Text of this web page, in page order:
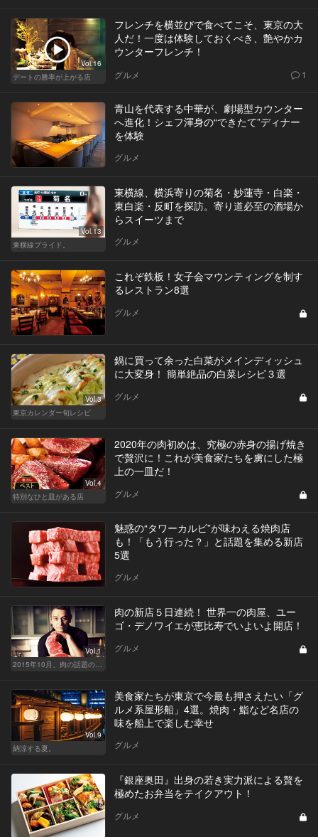
Vol.16
デートの勝率が上がる店
フレンチを横並びで食べてこそ、東京の大
人だ！一度は体験しておくべき、艶やかカ
ウンターフレンチ！
グルメ 1
青山を代表する中華が、劇場型カウンター
へ進化！シェフ渾身の“できたて”ディナー
を体験
グルメ
Vol.13
東横線プライド。
東横線、横浜寄りの菊名・妙蓮寺・白楽・
東白楽・反町を探訪。寄り道必至の酒場か
らスイーツまで
グルメ
これぞ鉄板！女子会マウンティングを制す
るレストラン8選
グルメ
Vol.3
東京カレンダー旬レシピ
鍋に買って余った白菜がメインディッシュ
に大変身！ 簡単絶品の白菜レシピ３選
グルメ
Vol.4
特別なひと皿がある店
2020年の肉初めは、究極の赤身の揚げ焼き
で贅沢に！これが美食家たちを虜にした極
上の一皿だ！
グルメ
魅惑の“タワーカルビ”が味わえる焼肉店
も！「もう行った？」と話題を集める新店
5選
グルメ
Vol.1
肉の新店５日連続！ 世界一の肉屋、ユー
ゴ・デノワイエが恵比寿でいよいよ開店！
グルメ
Vol.9
納涼する夏。
美食家たちが東京で今最も押さえたい「グ
ルメ系屋形船」4選。焼肉・鮨など名店の
味を船上で楽しむ幸せ
グルメ
『銀座奥田』出身の若き実力派による贅を
極めたお弁当をテイクアウト！
グルメ